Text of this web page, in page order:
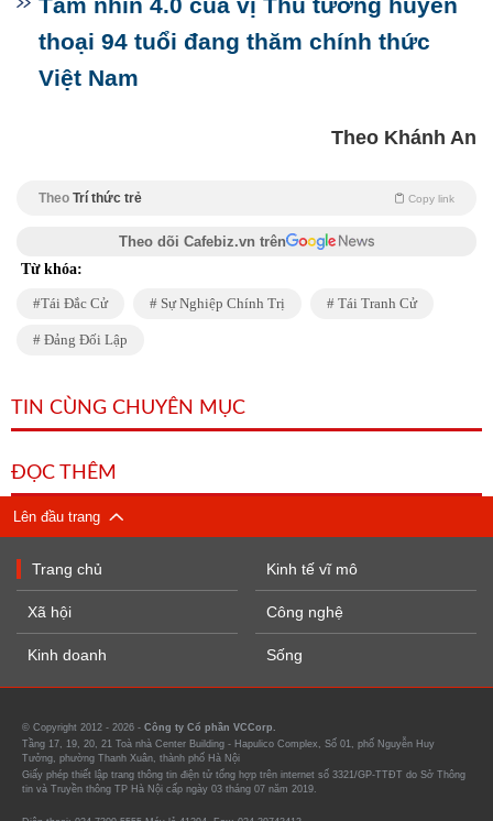
Tầm nhìn 4.0 của vị Thủ tướng huyền
thoại 94 tuổi đang thăm chính thức
Việt Nam
Theo Khánh An
Theo Trí thức trẻ Copy link
Theo dõi Cafebiz.vn trên
Từ khóa:
Tái Đắc Cử Sự Nghiệp Chính Trị Tái Tranh Cử
Đảng Đối Lập
TIN CÙNG CHUYÊN MỤC
ĐỌC THÊM
Lên đầu trang
Trang chủ
Xã hội
Kinh doanh
Kinh tế vĩ mô
Công nghệ
Sống
© Copyright 2012 - 2026 - Công ty Cổ phần VCCorp.
Tầng 17, 19, 20, 21 Toà nhà Center Building - Hapulico Complex, Số 01, phố Nguyễn Huy
Tưởng, phường Thanh Xuân, thành phố Hà Nội
Giấy phép thiết lập trang thông tin điện tử tổng hợp trên internet số 3321/GP-TTĐT do Sở Thông
tin và Truyền thông TP Hà Nội cấp ngày 03 tháng 07 năm 2019.